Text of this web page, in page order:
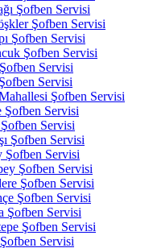
Şofben Servisi
Şofben Servisi
Şofben Servisi
Şofben Servisi
Servisi
Servisi
Şofben Servisi
Şofben Servisi
Servisi
Şofben Servisi
Şofben Servisi
Şofben Servisi
Şofben Servisi
Şofben Servisi
Şofben Servisi
Şofben Servisi
Servisi